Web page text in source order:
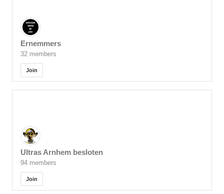
Ernemmers
32 members
Join
Ultras Arnhem besloten
94 members
Join